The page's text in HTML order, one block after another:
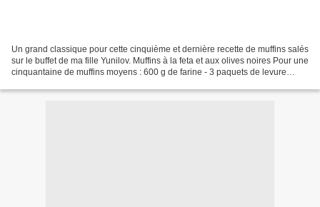
Un grand classique pour cette cinquième et dernière recette de muffins salés
sur le buffet de ma fille Yunilov. Muffins à la feta et aux olives noires Pour une
cinquantaine de muffins moyens : 600 g de farine - 3 paquets de levure